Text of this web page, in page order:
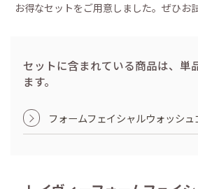
お得なセットをご用意しました。ぜひお
セットに含まれている商品は、単
ます。
フォームフェイシャルウォッシ